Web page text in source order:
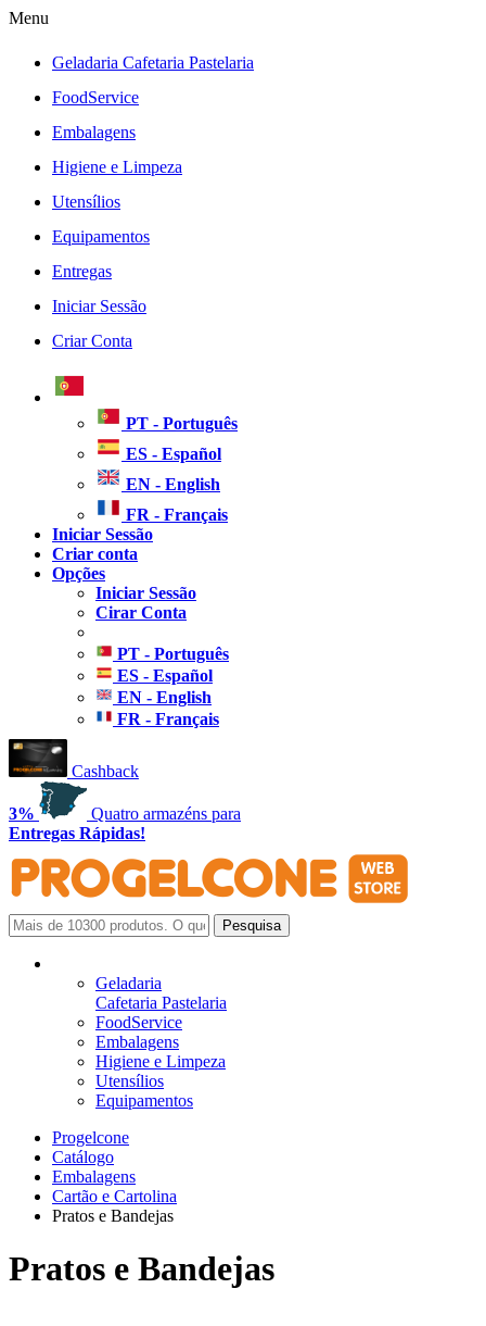
Menu
Geladaria Cafetaria Pastelaria
FoodService
Embalagens
Higiene e Limpeza
Utensílios
Equipamentos
Entregas
Iniciar Sessão
Criar Conta
PT - Português
ES - Español
EN - English
FR - Français
Iniciar Sessão
Criar conta
Opções
Iniciar Sessão
Cirar Conta
PT - Português
ES - Español
EN - English
FR - Français
Cashback
3%
Quatro armazéns para
Entregas Rápidas!
Geladaria
Cafetaria Pastelaria
FoodService
Embalagens
Higiene e Limpeza
Utensílios
Equipamentos
Progelcone
Catálogo
Embalagens
Cartão e Cartolina
Pratos e Bandejas
Pratos e Bandejas